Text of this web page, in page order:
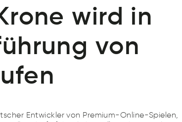
wird in
von
Entwickler von Premium-Online-Spielen,